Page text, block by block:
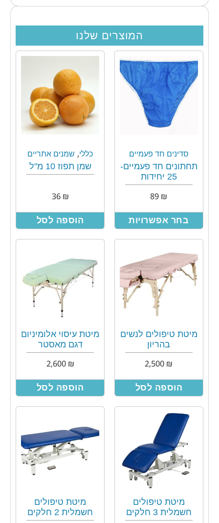
המוצרים שלנו
סדינים חד פעמיים
תחתונים חד פעמיים-
25 יחידות
₪
בחר אפשרויות
כללי, שמנים אתריים
שמן תפוז 10 מ"ל
₪
36
הוספה לסל
מיטת טיפולים לנשים
בהריון
₪
הוספה לסל
מיטת עיסוי אלומיניום
דגם מאסטר
₪
2,600
הוספה לסל
מיטת טיפולים
חשמלית 3 חלקים
מיטת טיפולים
חשמלית 2 חלקים